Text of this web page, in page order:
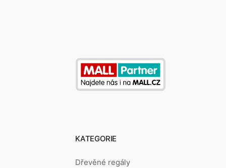
KATEGORIE
Dřevěné regály